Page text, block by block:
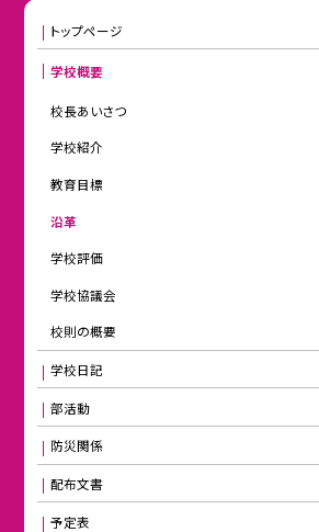
トップページ
学校概要
校長あいさつ
学校紹介
教育目標
沿革
学校評価
学校協議会
校則の概要
学校日記
部活動
防災関係
配布文書
予定表